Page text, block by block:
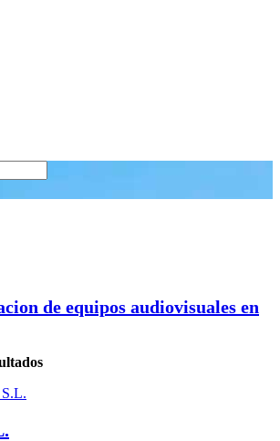
de equipos audiovisuales en